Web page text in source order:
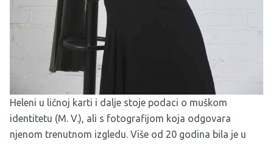
Heleni u ličnoj karti i dalje stoje podaci o muškom
identitetu (M. V.), ali s fotografijom koja odgovara
njenom trenutnom izgledu. Više od 20 godina bila je u